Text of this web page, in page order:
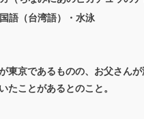
台湾語）・水泳
東京であるものの、お父さん
たことがあるとのこと。